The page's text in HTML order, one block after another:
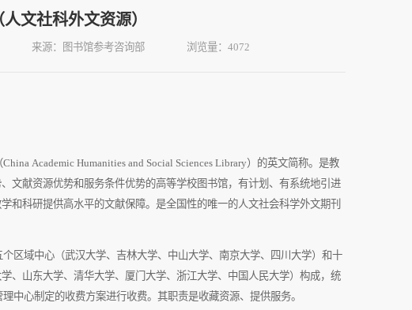
文社科外文资源）
来源：图书馆参考咨询部 浏览量：4072
China Academic Humanities and Social Sciences Library）的英文简称。是教
文献资源优势和服务条件优势的高等学校图书馆，有计划、有系统地引进
和科研提供高水平的文献保障。是全国性的唯一的人文社会科学外文期刊
区域中心（武汉大学、吉林大学、中山大学、南京大学、四川大学）和十
、山东大学、清华大学、厦门大学、浙江大学、中国人民大学）构成，统
中心制定的收费方案进行收费。其职责是收藏资源、提供服务。